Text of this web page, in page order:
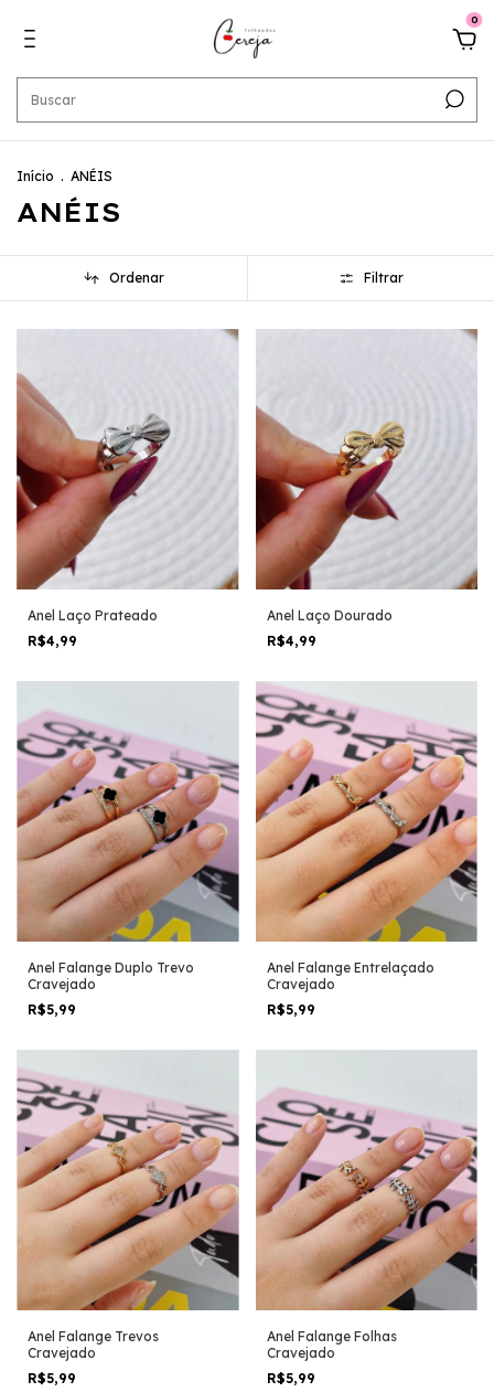
0
Início . ANÉIS
ANÉIS
Ordenar Filtrar
Anel Laço Prateado
R$4,99
Anel Laço Dourado
R$4,99
Anel Falange Duplo Trevo
Cravejado
R$5,99
Anel Falange Entrelaçado
Cravejado
R$5,99
Anel Falange Trevos
Cravejado
R$5,99
Anel Falange Folhas
Cravejado
R$5,99